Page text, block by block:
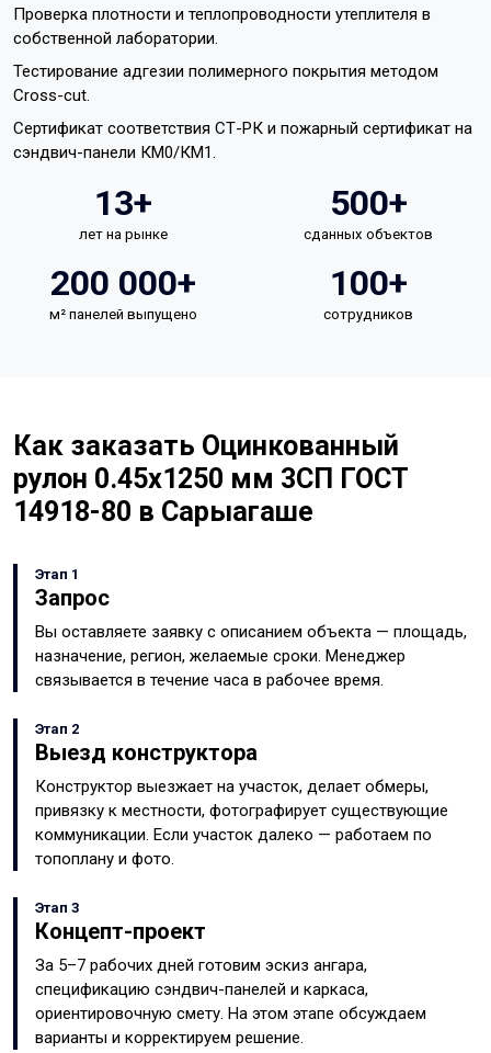
Проверка плотности и теплопроводности утеплителя в
собственной лаборатории.
Тестирование адгезии полимерного покрытия методом
Cross-cut.
Сертификат соответствия СТ-РК и пожарный сертификат на
сэндвич-панели КМ0/КМ1.
13+
лет на рынке
500+
сданных объектов
200 000+
м² панелей выпущено
100+
сотрудников
Как заказать Оцинкованный
рулон 0.45x1250 мм 3СП ГОСТ
14918-80 в Сарыагаше
Этап 1
Запрос
Вы оставляете заявку с описанием объекта — площадь,
назначение, регион, желаемые сроки. Менеджер
связывается в течение часа в рабочее время.
Этап 2
Выезд конструктора
Конструктор выезжает на участок, делает обмеры,
привязку к местности, фотографирует существующие
коммуникации. Если участок далеко — работаем по
топоплану и фото.
Этап 3
Концепт-проект
За 5–7 рабочих дней готовим эскиз ангара,
спецификацию сэндвич-панелей и каркаса,
ориентировочную смету. На этом этапе обсуждаем
варианты и корректируем решение.